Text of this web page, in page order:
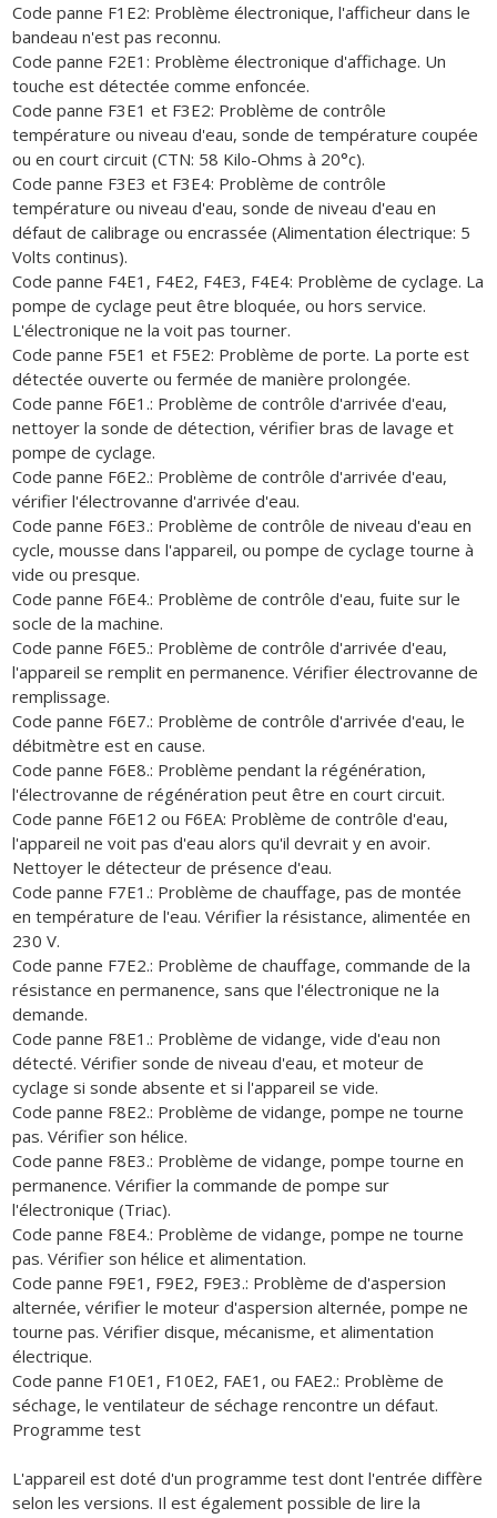
Code panne F1E2: Problème électronique, l'afficheur dans le
bandeau n'est pas reconnu.
Code panne F2E1: Problème électronique d'affichage. Un
touche est détectée comme enfoncée.
Code panne F3E1 et F3E2: Problème de contrôle
température ou niveau d'eau, sonde de température coupée
ou en court circuit (CTN: 58 Kilo-Ohms à 20°c).
Code panne F3E3 et F3E4: Problème de contrôle
température ou niveau d'eau, sonde de niveau d'eau en
défaut de calibrage ou encrassée (Alimentation électrique: 5
Volts continus).
Code panne F4E1, F4E2, F4E3, F4E4: Problème de cyclage. La
pompe de cyclage peut être bloquée, ou hors service.
L'électronique ne la voit pas tourner.
Code panne F5E1 et F5E2: Problème de porte. La porte est
détectée ouverte ou fermée de manière prolongée.
Code panne F6E1.: Problème de contrôle d'arrivée d'eau,
nettoyer la sonde de détection, vérifier bras de lavage et
pompe de cyclage.
Code panne F6E2.: Problème de contrôle d'arrivée d'eau,
vérifier l'électrovanne d'arrivée d'eau.
Code panne F6E3.: Problème de contrôle de niveau d'eau en
cycle, mousse dans l'appareil, ou pompe de cyclage tourne à
vide ou presque.
Code panne F6E4.: Problème de contrôle d'eau, fuite sur le
socle de la machine.
Code panne F6E5.: Problème de contrôle d'arrivée d'eau,
l'appareil se remplit en permanence. Vérifier électrovanne de
remplissage.
Code panne F6E7.: Problème de contrôle d'arrivée d'eau, le
débitmètre est en cause.
Code panne F6E8.: Problème pendant la régénération,
l'électrovanne de régénération peut être en court circuit.
Code panne F6E12 ou F6EA: Problème de contrôle d'eau,
l'appareil ne voit pas d'eau alors qu'il devrait y en avoir.
Nettoyer le détecteur de présence d'eau.
Code panne F7E1.: Problème de chauffage, pas de montée
en température de l'eau. Vérifier la résistance, alimentée en
230 V.
Code panne F7E2.: Problème de chauffage, commande de la
résistance en permanence, sans que l'électronique ne la
demande.
Code panne F8E1.: Problème de vidange, vide d'eau non
détecté. Vérifier sonde de niveau d'eau, et moteur de
cyclage si sonde absente et si l'appareil se vide.
Code panne F8E2.: Problème de vidange, pompe ne tourne
pas. Vérifier son hélice.
Code panne F8E3.: Problème de vidange, pompe tourne en
permanence. Vérifier la commande de pompe sur
l'électronique (Triac).
Code panne F8E4.: Problème de vidange, pompe ne tourne
pas. Vérifier son hélice et alimentation.
Code panne F9E1, F9E2, F9E3.: Problème de d'aspersion
alternée, vérifier le moteur d'aspersion alternée, pompe ne
tourne pas. Vérifier disque, mécanisme, et alimentation
électrique.
Code panne F10E1, F10E2, FAE1, ou FAE2.: Problème de
séchage, le ventilateur de séchage rencontre un défaut.
Programme test
L'appareil est doté d'un programme test dont l'entrée diffère
selon les versions. Il est également possible de lire la